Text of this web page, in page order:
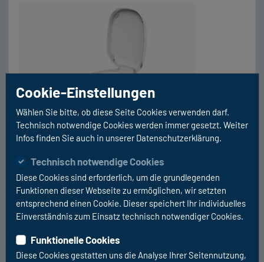
luftdichte Verschweißtechnik, Universeller
Einwinterung notwendig durch wasserlose Technik,
Umweltfreundlicher als Chemietoiletten und sehr
wartungsarm. Durch den Einsatz der Clesana C1 […]
Angebot (inkl. Einbau) ab
2.299 EUR
UVP 2.899 EUR
Cookie-Einstellungen
Wählen Sie bitte, ob diese Seite Cookies verwenden darf.
Technisch notwendige Cookies werden immer gesetzt. Weiter
Infos finden Sie auch in unserer Datenschutzerklärung.
Technisch notwendige Cookies
Diese Cookies sind erforderlich, um die grundlegenden
Funktionen dieser Webseite zu ermöglichen, wir setzten
entsprechend einen Cookie. Dieser speichert Ihr individuelles
Einverständnis zum Einsatz technisch notwendiger Cookies.
Funktionelle Cookies
Diese Cookies gestatten uns die Analyse Ihrer Seitennutzung,